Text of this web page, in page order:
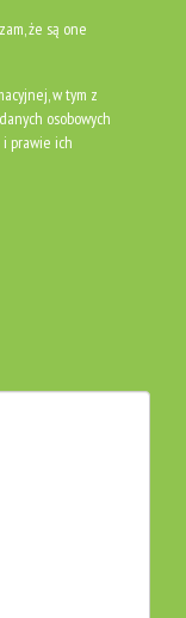
że są one
w tym z
osobowych
prawie ich